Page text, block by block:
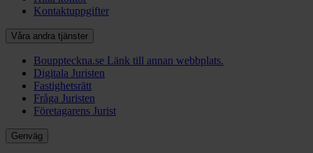
Kontaktuppgifter
Våra andra tjänster
Bouppteckna.se Länk till annan webbplats.
Digitala Juristen
Fastighetsrätt
Fråga Juristen
Företagarens Jurist
Genväg